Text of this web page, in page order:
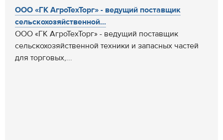
ООО «ГК АгроТехТорг» - ведущий поставщик
сельскохозяйственной...
ООО «ГК АгроТехТорг» - ведущий поставщик
сельскохозяйственной техники и запасных частей
для торговых,...